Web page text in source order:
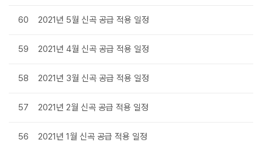
60 2021년 5월 신곡 공급 적용 일정
59 2021년 4월 신곡 공급 적용 일정
58 2021년 3월 신곡 공급 적용 일정
57 2021년 2월 신곡 공급 적용 일정
56 2021년 1월 신곡 공급 적용 일정